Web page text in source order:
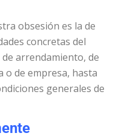
obsesión es la de
concretas del
arrendamiento, de
o de empresa, hasta
generales de